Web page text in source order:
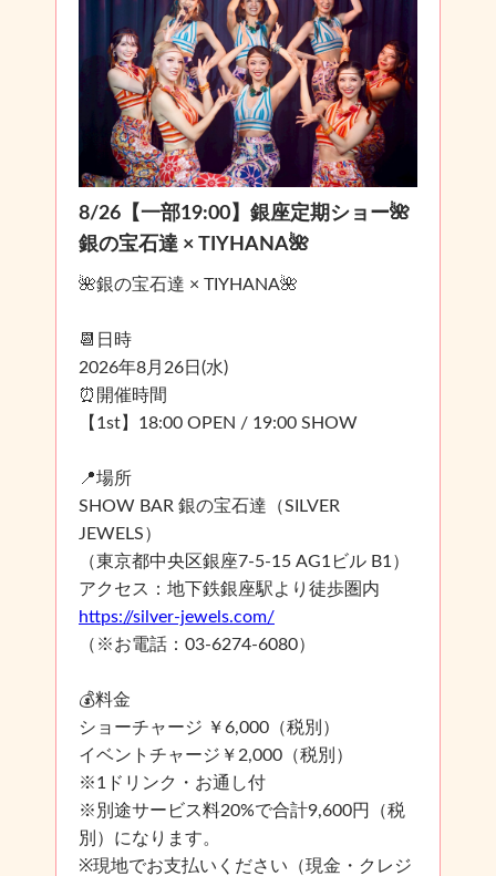
8/26【一部19:00】銀座定期ショー🌺
銀の宝石達 × TIYHANA🌺
🌺銀の宝石達 × TIYHANA🌺
📆日時
2026年8月26日(水)
⏰開催時間
【1st】18:00 OPEN / 19:00 SHOW
📍場所
SHOW BAR 銀の宝石達（SILVER
JEWELS）
（東京都中央区銀座7-5-15 AG1ビル B1）
アクセス：地下鉄銀座駅より徒歩圏内
https://silver-jewels.com/
（※お電話：03-6274-6080）
💰料金
ショーチャージ ￥6,000（税別）
イベントチャージ￥2,000（税別）
※1ドリンク・お通し付
※別途サービス料20%で合計9,600円（税
別）になります。
※現地でお支払いください（現金・クレジ